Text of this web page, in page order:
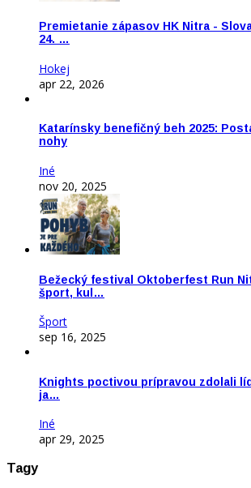
Premietanie zápasov HK Nitra -
24. …
Hokej
apr 22, 2026
Katarínsky benefičný beh 2025:
nohy
Iné
nov 20, 2025
Bežecký festival Oktoberfest Run
šport, kul…
Šport
sep 16, 2025
Knights poctivou prípravou zdolali
ja…
Iné
apr 29, 2025
Tagy